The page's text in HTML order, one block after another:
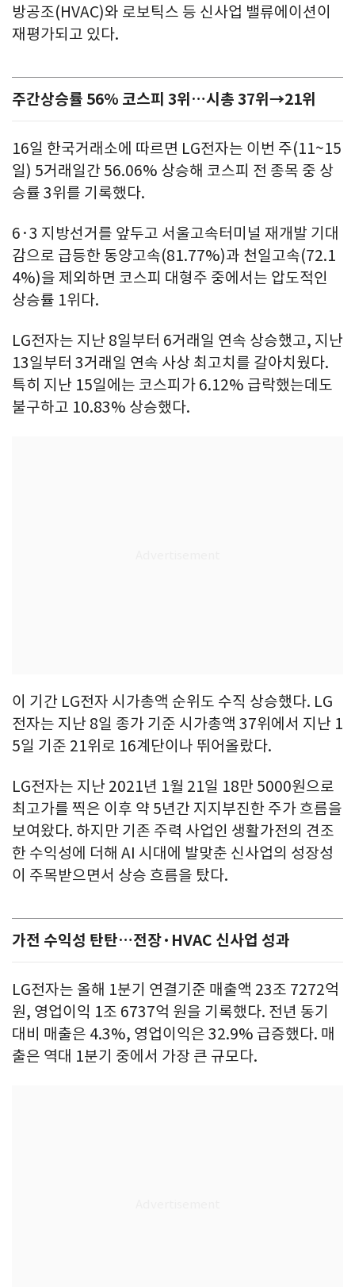
방공조(HVAC)와 로보틱스 등 신사업 밸류에이션이
재평가되고 있다.
주간상승률 56% 코스피 3위…시총 37위→21위
16일 한국거래소에 따르면 LG전자는 이번 주(11~15
일) 5거래일간 56.06% 상승해 코스피 전 종목 중 상
승률 3위를 기록했다.
6·3 지방선거를 앞두고 서울고속터미널 재개발 기대
감으로 급등한 동양고속(81.77%)과 천일고속(72.1
4%)을 제외하면 코스피 대형주 중에서는 압도적인
상승률 1위다.
LG전자는 지난 8일부터 6거래일 연속 상승했고, 지난
13일부터 3거래일 연속 사상 최고치를 갈아치웠다.
특히 지난 15일에는 코스피가 6.12% 급락했는데도
불구하고 10.83% 상승했다.
이 기간 LG전자 시가총액 순위도 수직 상승했다. LG
전자는 지난 8일 종가 기준 시가총액 37위에서 지난 1
5일 기준 21위로 16계단이나 뛰어올랐다.
LG전자는 지난 2021년 1월 21일 18만 5000원으로
최고가를 찍은 이후 약 5년간 지지부진한 주가 흐름을
보여왔다. 하지만 기존 주력 사업인 생활가전의 견조
한 수익성에 더해 AI 시대에 발맞춘 신사업의 성장성
이 주목받으면서 상승 흐름을 탔다.
가전 수익성 탄탄…전장·HVAC 신사업 성과
LG전자는 올해 1분기 연결기준 매출액 23조 7272억
원, 영업이익 1조 6737억 원을 기록했다. 전년 동기
대비 매출은 4.3%, 영업이익은 32.9% 급증했다. 매
출은 역대 1분기 중에서 가장 큰 규모다.